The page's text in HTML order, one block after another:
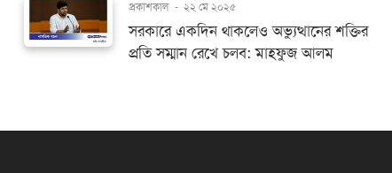
প্রকাশকাল - ২২ মে ২০২৫
সরকারে একদিন থাকলেও অভ্যুত্থানের শক্তির
প্রতি সম্মান রেখে চলব: মাহফুজ আলম